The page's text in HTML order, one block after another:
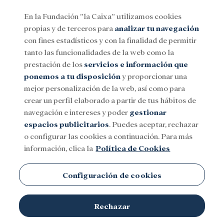
Menu
SocialInvestigación y becasCultura
Instituto de Salud Global de
Barcelona (ISGlobal)
En la Fundación ”la Caixa” utilizamos cookies
propias y de terceros para analizar tu navegación
con fines estadísticos y con la finalidad de permitir
tanto las funcionalidades de la web como la
prestación de los servicios e información que
ponemos a tu disposición y proporcionar una
mejor personalización de la web, así como para
crear un perfil elaborado a partir de tus hábitos de
navegación e intereses y poder gestionar
espacios publicitarios. Puedes aceptar, rechazar
o configurar las cookies a continuación. Para más
información, clica la Política de Cookies
Configuración de cookies
Rechazar